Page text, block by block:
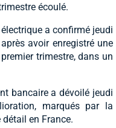
écoulé.
a confirmé jeudi
avoir enregistré une
trimestre, dans un
bancaire a dévoilé jeudi
marqués par la
en France.